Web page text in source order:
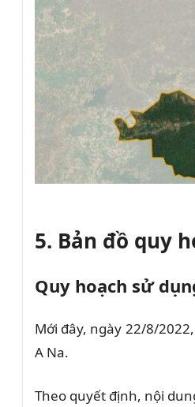
5. Bản đồ quy
Quy hoạch sử
Mới đây, ngày 22/8/
A Na.
Theo quyết định, nội